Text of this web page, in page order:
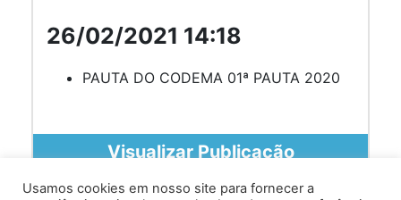
26/02/2021 14:18
PAUTA DO CODEMA 01ª PAUTA 2020
Visualizar Publicação
Usamos cookies em nosso site para fornecer a